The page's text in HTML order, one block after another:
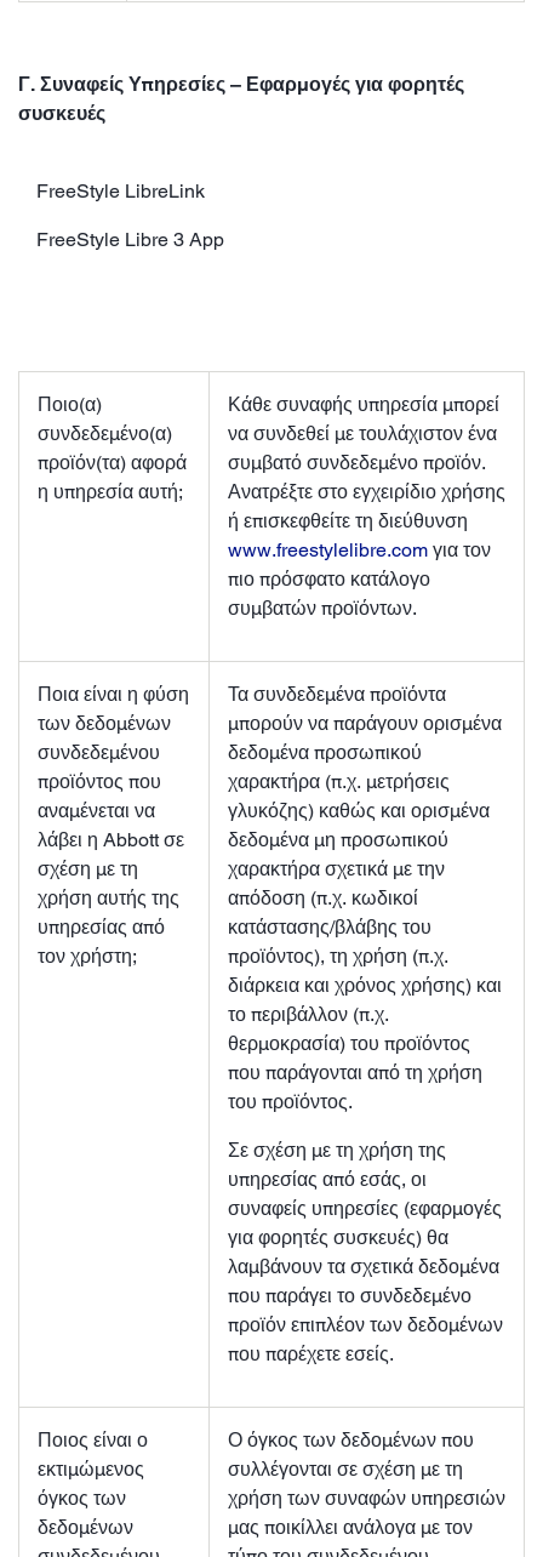
Γ. Συναφείς Υπηρεσίες – Εφαρμογές για φορητές
συσκευές
FreeStyle LibreLink
FreeStyle Libre 3 App
Ποιο(α)
συνδεδεμένο(α)
προϊόν(τα) αφορά
η υπηρεσία αυτή;
Κάθε συναφής υπηρεσία μπορεί
να συνδεθεί με τουλάχιστον ένα
συμβατό συνδεδεμένο προϊόν.
Ανατρέξτε στο εγχειρίδιο χρήσης
ή επισκεφθείτε τη διεύθυνση
www.freestylelibre.com για τον
πιο πρόσφατο κατάλογο
συμβατών προϊόντων.
Ποια είναι η φύση
των δεδομένων
συνδεδεμένου
προϊόντος που
αναμένεται να
λάβει η Abbott σε
σχέση με τη
χρήση αυτής της
υπηρεσίας από
τον χρήστη;
Τα συνδεδεμένα προϊόντα
μπορούν να παράγουν ορισμένα
δεδομένα προσωπικού
χαρακτήρα (π.χ. μετρήσεις
γλυκόζης) καθώς και ορισμένα
δεδομένα μη προσωπικού
χαρακτήρα σχετικά με την
απόδοση (π.χ. κωδικοί
κατάστασης/βλάβης του
προϊόντος), τη χρήση (π.χ.
διάρκεια και χρόνος χρήσης) και
το περιβάλλον (π.χ.
θερμοκρασία) του προϊόντος
που παράγονται από τη χρήση
του προϊόντος.
Σε σχέση με τη χρήση της
υπηρεσίας από εσάς, οι
συναφείς υπηρεσίες (εφαρμογές
για φορητές συσκευές) θα
λαμβάνουν τα σχετικά δεδομένα
που παράγει το συνδεδεμένο
προϊόν επιπλέον των δεδομένων
που παρέχετε εσείς.
Ποιος είναι ο
εκτιμώμενος
όγκος των
δεδομένων
Ο όγκος των δεδομένων που
συλλέγονται σε σχέση με τη
χρήση των συναφών υπηρεσιών
μας ποικίλλει ανάλογα με τον